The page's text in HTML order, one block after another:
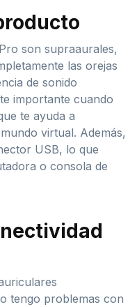
son supraaurales,
las orejas
de sonido
importante cuando
te ayuda a
virtual. Además,
USB, lo que
o consola de
tengo problemas con